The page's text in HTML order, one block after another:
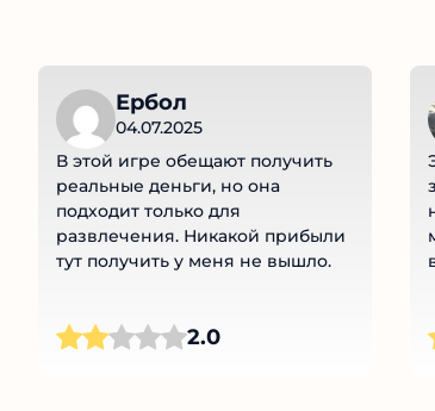
Ербол
04.07.2025
В этой игре обещают получить
реальные деньги, но она
подходит только для
развлечения. Никакой прибыли
тут получить у меня не вышло.
2.0